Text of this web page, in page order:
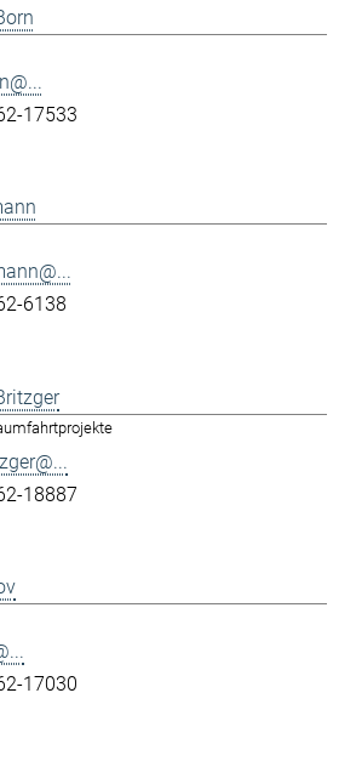
17533
6138
18887
17030